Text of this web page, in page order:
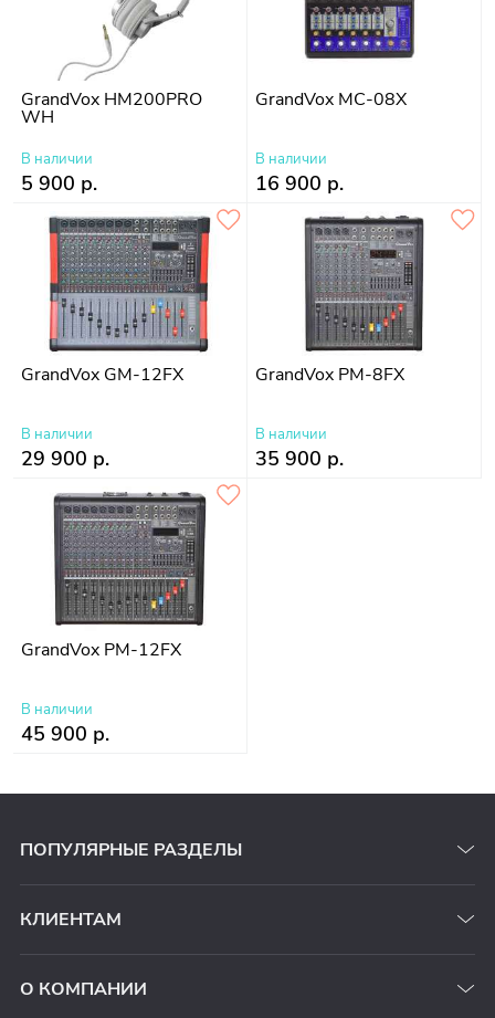
GrandVox HM200PRO
WH
В наличии
5 900 р.
GrandVox MC-08X
В наличии
16 900 р.
GrandVox GM-12FX
В наличии
29 900 р.
GrandVox PM-8FX
В наличии
35 900 р.
GrandVox PM-12FX
В наличии
45 900 р.
ПОПУЛЯРНЫЕ РАЗДЕЛЫ
КЛИЕНТАМ
О КОМПАНИИ